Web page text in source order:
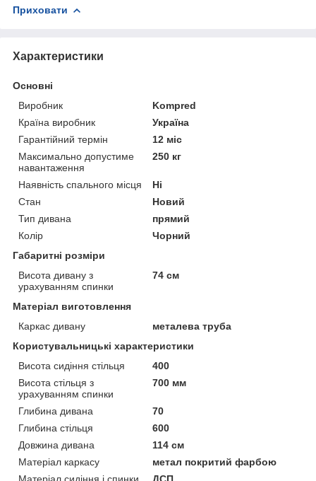
Приховати
Характеристики
Основні
Виробник
Kompred
Країна виробник
Україна
Гарантійний термін
12 міс
Максимально допустиме
навантаження
250 кг
Наявність спального місця
Ні
Стан
Новий
Тип дивана
прямий
Колір
Чорний
Габаритні розміри
Висота дивану з
урахуванням спинки
74 см
Матеріал виготовлення
Каркас дивану
металева труба
Користувальницькі характеристики
Висота сидіння стільця
400
Висота стільця з
урахуванням спинки
700 мм
Глибина дивана
70
Глибина стільця
600
Довжина дивана
114 см
Матеріал каркасу
метал покритий фарбою
Матеріал сидіння і спинки
ДСП